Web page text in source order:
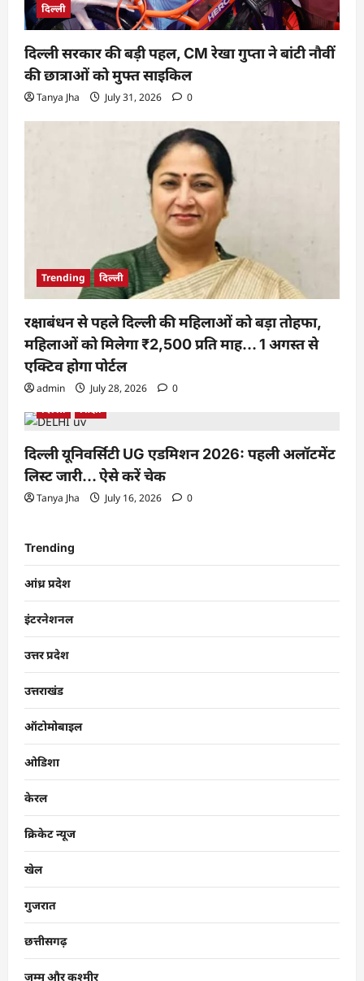
दिल्ली
दिल्ली सरकार की बड़ी पहल, CM रेखा गुप्ता ने बांटी नौवीं
की छात्राओं को मुफ्त साइकिल
Tanya Jha July 31, 2026 0
Trending दिल्ली
रक्षाबंधन से पहले दिल्ली की महिलाओं को बड़ा तोहफा,
महिलाओं को मिलेगा ₹2,500 प्रति माह… 1 अगस्त से
एक्टिव होगा पोर्टल
admin July 28, 2026
0
दिल्ली
शिक्षा
दिल्ली यूनिवर्सिटी UG एडमिशन 2026: पहली अलॉटमेंट
लिस्ट जारी… ऐसे करें चेक
Tanya Jha July 16, 2026 0
Trending
आंध्र प्रदेश
इंटरनेशनल
उत्तर प्रदेश
उत्तराखंड
ऑटोमोबाइल
ओडिशा
केरल
क्रिकेट न्यूज
खेल
गुजरात
छत्तीसगढ़
जम्मू और कश्मीर